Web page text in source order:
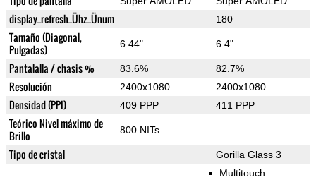
display_refresh_Ühz_Ünum 180
Tamaño (Diagonal,
Pulgadas)
6.44" 6.4"
Pantalalla / chasis % 83.6% 82.7%
Resolución 2400x1080 2400x1080
Densidad (PPI) 409 PPP 411 PPP
Teórico Nivel máximo de
Brillo
800 NITs
Tipo de cristal Gorilla Glass 3
Multitouch